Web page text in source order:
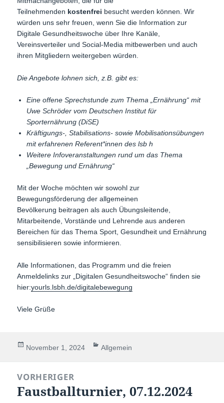
Teilnehmenden kostenfrei besucht werden können. Wir
würden uns sehr freuen, wenn Sie die Information zur
Digitale Gesundheitswoche über Ihre Kanäle,
Vereinsverteiler und Social-Media mitbewerben und auch
ihren Mitgliedern weitergeben würden.
Die Angebote lohnen sich, z.B. gibt es:
Eine offene Sprechstunde zum Thema „Ernährung“ mit
Uwe Schröder vom Deutschen Institut für
Sporternährung (DiSE)
Kräftigungs-, Stabilisations- sowie Mobilisationsübungen
mit erfahrenen Referent*innen des lsb h
Weitere Infoveranstaltungen rund um das Thema
„Bewegung und Ernährung“
Mit der Woche möchten wir sowohl zur
Bewegungsförderung der allgemeinen
Bevölkerung beitragen als auch Übungsleitende,
Mitarbeitende, Vorstände und Lehrende aus anderen
Bereichen für das Thema Sport, Gesundheit und Ernährung
sensibilisieren sowie informieren.
Alle Informationen, das Programm und die freien
Anmeldelinks zur „Digitalen Gesundheitswoche“ finden sie
hier:yourls.lsbh.de/digitalebewegung
Viele Grüße
Veröffentlicht
November 1, 2024 Kategorien
Allgemein
VORHERIGER
Vorheriger
Faustballturnier, 07.12.2024